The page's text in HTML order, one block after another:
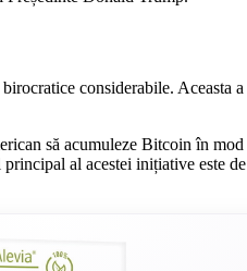
considerabile. Aceasta
să acumuleze Bitcoin în
al acestei inițiative este